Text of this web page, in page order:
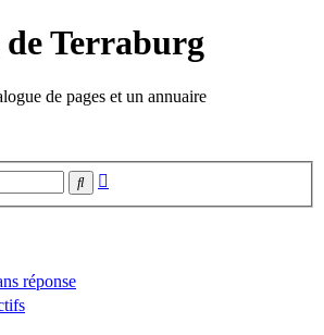
de Terraburg
de pages et un annuaire
Rechercher
réponse